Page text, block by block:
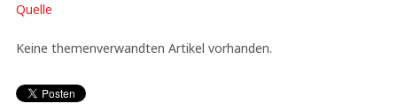
Quelle
Keine themenverwandten Artikel vorhanden.